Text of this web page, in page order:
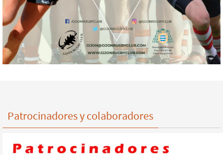
Patrocinadores y colaboradores